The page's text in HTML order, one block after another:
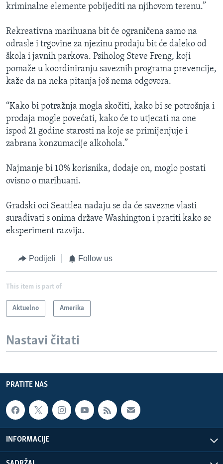
kriminalne elemente pobijediti na njihovom terenu.”
Rekreativna marihuana bit će ograničena samo na
odrasle i trgovine za njezinu prodaju bit će daleko od
škola i javnih parkova. Psiholog Steve Freng, koji
pomaže u koordiniranju saveznih programa prevencije,
kaže da na neka pitanja još nema odgovora.
“Kako bi potražnja mogla skočiti, kako bi se potrošnja i
prodaja mogle povećati, kako će to utjecati na one
ispod 21 godine starosti na koje se primijenjuje i
zabrana konzumacije alkohola.”
Najmanje bi 10% korisnika, dodaje on, moglo postati
ovisno o marihuani.
Gradski oci Seattlea nadaju se da će savezne vlasti
surađivati s onima države Washington i pratiti kako se
eksperiment razvija.
Podijeli Follow us
This item is part of
Aktuelno Amerika
Nastavi čitati
PRATITE NAS
INFORMACIJE